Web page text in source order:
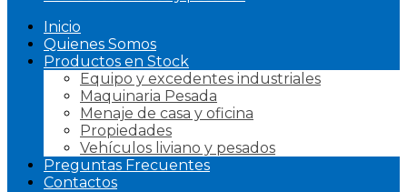
Inicio
Quienes Somos
Productos en Stock
Equipo y excedentes industriales
Maquinaria Pesada
Menaje de casa y oficina
Propiedades
Vehículos liviano y pesados
Preguntas Frecuentes
Contactos